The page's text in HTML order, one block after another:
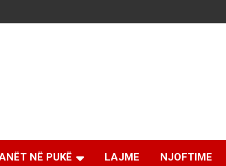
NË PUKË LAJME NJOFTIME